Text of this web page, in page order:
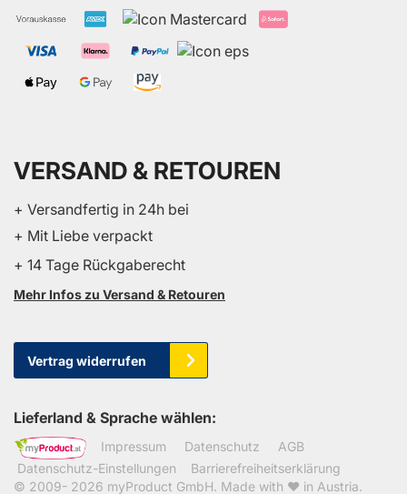
VERSAND & RETOUREN
+ Versandfertig in 24h bei
+ Mit Liebe verpackt
+ 14 Tage Rückgaberecht
Mehr Infos zu Versand & Retouren
Vertrag widerrufen
Lieferland & Sprache wählen:
Impressum Datenschutz
AGB
Datenschutz-Einstellungen
Barrierefreiheitserklärung
© 2009- 2026 myProduct GmbH. Made with ❤ in Austria.